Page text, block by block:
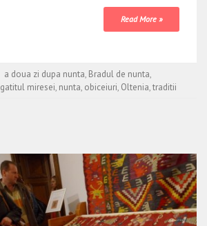
Read More »
a doua zi dupa nunta, Bradul de nunta,
gatitul miresei, nunta, obiceiuri, Oltenia,traditii